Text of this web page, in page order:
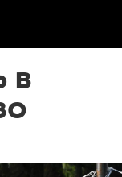
в